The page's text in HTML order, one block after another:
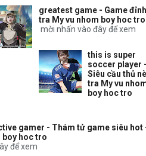
greatest game - Game
tra My vu nhom boy hoc tro
mời nhấn vào đây để xem
this is super
soccer player
Siêu cầu thủ
tra My vu
boy hoc tro
gamer - Thám tử game siêu hot
boy hoc tro
để xem